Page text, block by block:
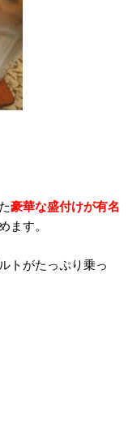
豪華な盛付けが有名
ます。
トがたっぷり乗っ